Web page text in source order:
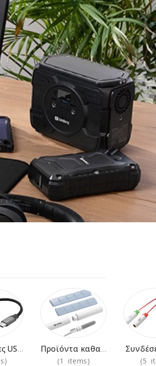
Αντάπτορες USB-C AV/VGA/HDMI
Προϊόντα καθαρισμού
(1 items)
(5